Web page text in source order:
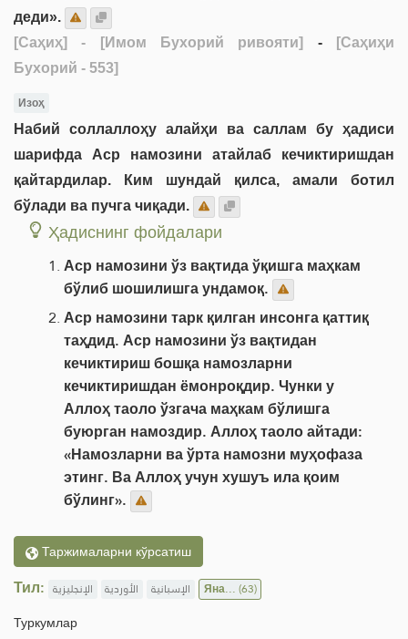
деди».
[Саҳиҳ]
- [Имом Бухорий ривояти] -
[Саҳиҳи
Бухорий - 553]
Изоҳ
Набий соллаллоҳу алайҳи ва саллам бу ҳадиси
шарифда Аср намозини атайлаб кечиктиришдан
қайтардилар. Ким шундай қилса, амали ботил
бўлади ва пучга чиқади.
Ҳадиснинг фойдалари
Аср намозини ўз вақтида ўқишга маҳкам
бўлиб шошилишга ундамоқ.
Аср намозини тарк қилган инсонга қаттиқ
таҳдид. Аср намозини ўз вақтидан
кечиктириш бошқа намозларни
кечиктиришдан ёмонроқдир. Чунки у
Аллоҳ таоло ўзгача маҳкам бўлишга
буюрган намоздир. Аллоҳ таоло айтади:
«Намозларни ва ўрта намозни муҳофаза
этинг. Ва Аллоҳ учун хушуъ ила қоим
бўлинг».
Таржималарни кўрсатиш
Тил: الإنجليزية الأوردية الإسبانية Яна...(63)
Туркумлар